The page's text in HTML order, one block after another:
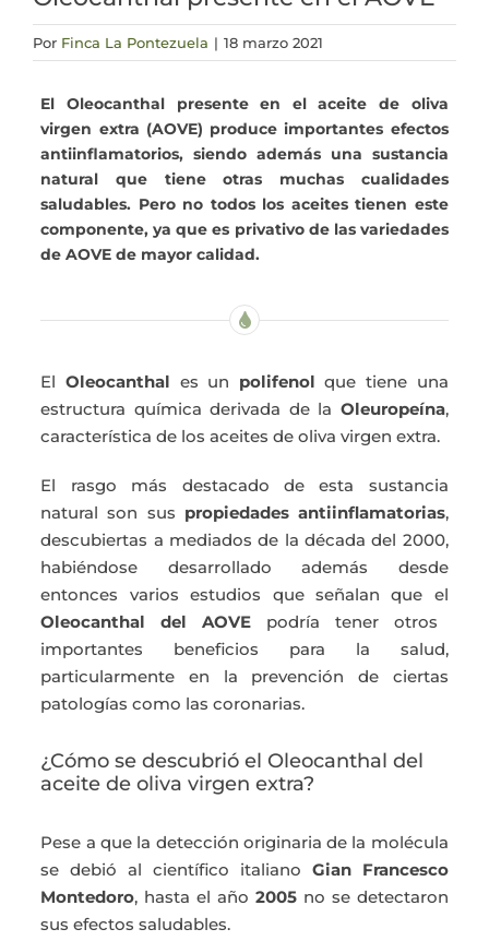
Mi cuenta
Por Finca La Pontezuela | 18 marzo 2021
El Oleocanthal presente en el aceite de oliva
virgen extra (AOVE) produce importantes efectos
antiinflamatorios, siendo además una sustancia
natural que tiene otras muchas cualidades
saludables. Pero no todos los aceites tienen este
componente, ya que es privativo de las variedades
de AOVE de mayor calidad.
ElOleocanthal es un polifenol que tiene una
estructura química derivada de la Oleuropeína,
característica de los aceites de oliva virgen extra.
El rasgo más destacado de esta sustancia
natural son sus propiedades antiinflamatorias,
descubiertas a mediados de la década del 2000,
habiéndose desarrollado además desde
entonces varios estudios que señalan que el
Oleocanthal del AOVE podría tener otros
importantes beneficios para la salud,
particularmente en la prevención de ciertas
patologías como las coronarias.
¿Cómo se descubrió el Oleocanthal del
aceite de oliva virgen extra?
Pese a que la detección originaria de la molécula
se debió al científico italiano Gian Francesco
Montedoro, hasta el año 2005 no se detectaron
sus efectos saludables.